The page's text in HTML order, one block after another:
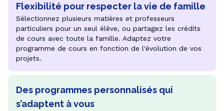
Flexibilité pour respecter la vie de famille
Sélectionnez plusieurs matières et professeurs
particuliers pour un seul élève, ou partagez les crédits
de cours avec toute la famille. Adaptez votre
programme de cours en fonction de l'évolution de vos
projets.
Des programmes personnalisés qui
s’adaptent à vous